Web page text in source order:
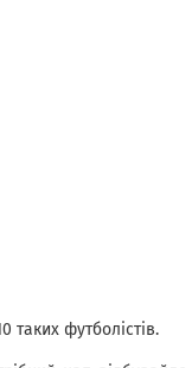
таких футболістів.